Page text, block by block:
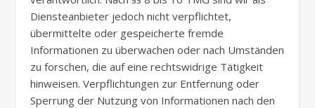
Diensteanbieter jedoch nicht verpflichtet,
übermittelte oder gespeicherte fremde
Informationen zu überwachen oder nach Umständen
zu forschen, die auf eine rechtswidrige Tätigkeit
hinweisen. Verpflichtungen zur Entfernung oder
Sperrung der Nutzung von Informationen nach den